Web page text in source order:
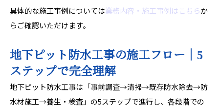
具体的な施工事例については業務内容・施工事例はこちらか
らご確認いただけます。
地下ピット防水工事の施工フロー｜5
ステップで完全理解
地下ピット防水工事は「事前調査→清掃→既存防水除去→防
水材施工→養生・検査」の5ステップで進行し、各段階での